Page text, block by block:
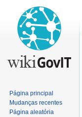
Página principal
Mudanças recentes
Página aleatória